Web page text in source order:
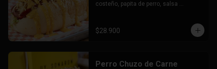
costeño, papita de perro, salsa
$28.900
Perro Chuzo de Carne